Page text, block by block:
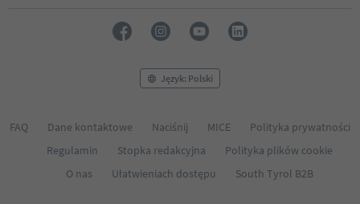
Język: Polski
FAQ Dane kontaktowe Naciśnij MICE
Polityka prywatności
Regulamin
Stopka redakcyjna
Polityka plików cookie
O nas
Ułatwieniach dostępu South Tyrol B2B